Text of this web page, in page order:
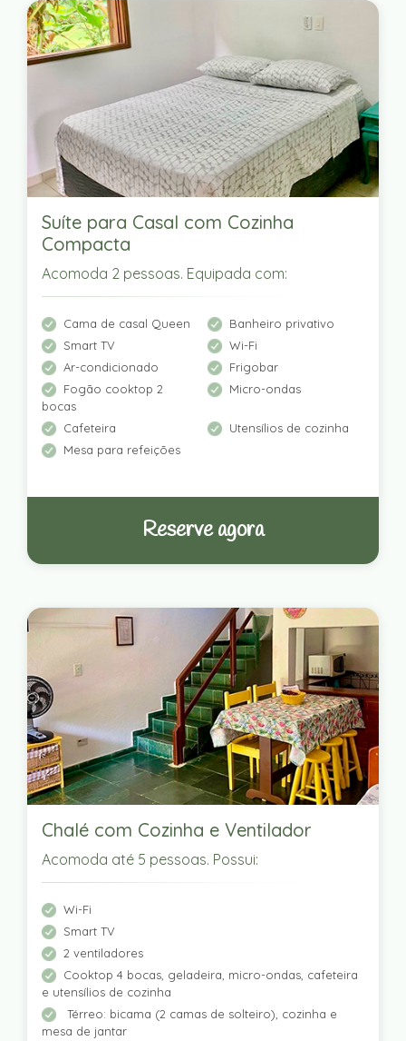
Suíte para Casal com Cozinha
Compacta
Acomoda 2 pessoas. Equipada com:
Cama de casal Queen
Banheiro privativo
Smart TV
Wi-Fi
Ar-condicionado
Frigobar
Fogão cooktop 2
bocas
Micro-ondas
Cafeteira
Utensílios de cozinha
Mesa para refeições
Reserve agora
Chalé com Cozinha e Ventilador
Acomoda até 5 pessoas. Possui:
Wi-Fi
Smart TV
2 ventiladores
Cooktop 4 bocas, geladeira, micro-ondas, cafeteira
e utensílios de cozinha
Térreo: bicama (2 camas de solteiro), cozinha e
mesa de jantar